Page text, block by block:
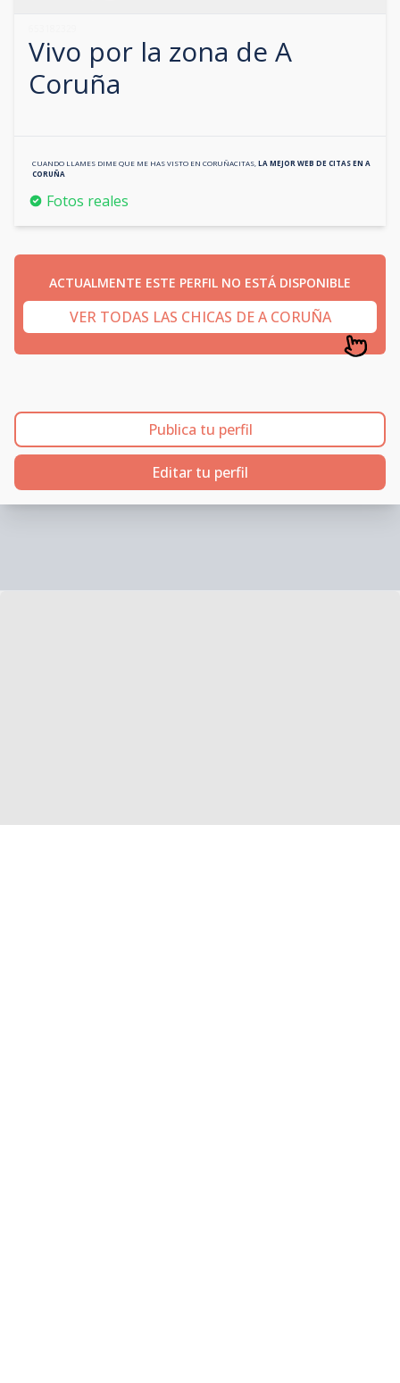
Vivo por la zona de A
Coruña
CUANDO LLAMES DIME QUE ME HAS VISTO EN CORUÑACITAS,LA MEJOR WEB DE CITAS EN A
CORUÑA
Fotos reales
ACTUALMENTE ESTE PERFIL NO ESTÁ DISPONIBLE
VER TODAS LAS CHICAS DE A CORUÑA
Publica tu perfil
Editar tu perfil